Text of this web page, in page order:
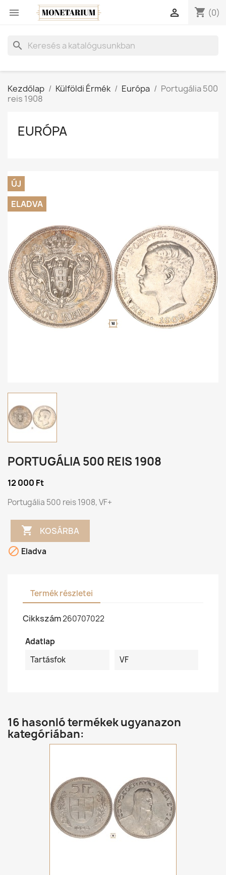
 shopping_cart (0)

search
Kezdőlap Külföldi Érmék Európa
Portugália 500
reis 1908
EURÓPA
ÚJ
ELADVA
PORTUGÁLIA 500 REIS 1908
12 000 Ft
Portugália 500 reis 1908, VF+
 KOSÁRBA
 Eladva
Termék részletei
Cikkszám260707022
Adatlap
Tartásfok
VF
16 hasonló termékek ugyanazon
kategóriában: